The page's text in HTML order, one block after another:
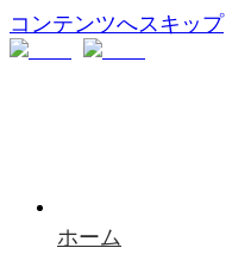
コンテンツへスキップ
ホーム